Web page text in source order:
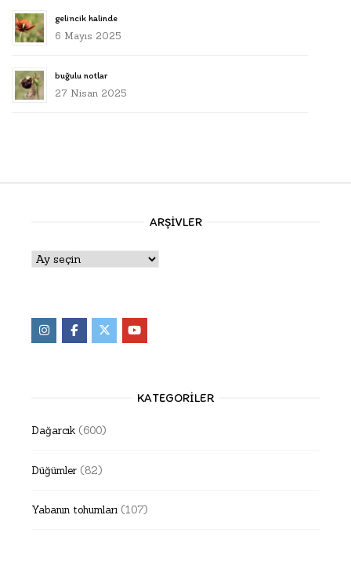
gelincik halinde
6 Mayıs 2025
buğulu notlar
27 Nisan 2025
ARŞIVLER
Arşivler
KATEGORILER
Dağarcık (600)
Düğümler (82)
Yabanın tohumları (107)